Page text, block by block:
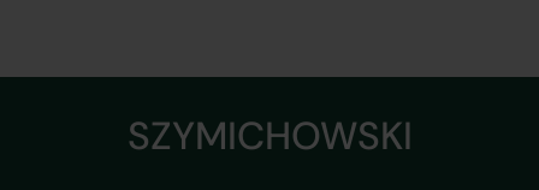
SZYMICHOWSKI